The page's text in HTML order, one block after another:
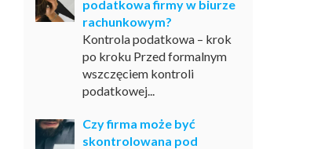
podatkowa firmy w biurze
rachunkowym?
Kontrola podatkowa – krok
po kroku Przed formalnym
wszczęciem kontroli
podatkowej...
Czy firma może być
skontrolowana pod